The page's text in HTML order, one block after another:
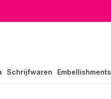
Schrijfwaren Embellishments